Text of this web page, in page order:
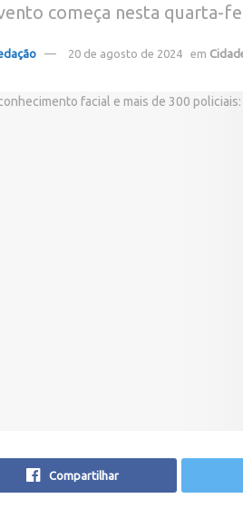
começa nesta quarta-
20 de agosto de 2024 em
Compartilhar